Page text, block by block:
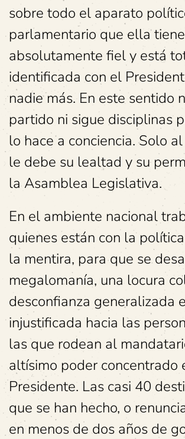
sobre todo el aparato
parlamentario que ella
absolutamente fiel y está
identificada con el
nadie más. En este sentido
partido ni sigue disciplinas
lo hace a conciencia. Solo
le debe su lealtad y su
la Asamblea Legislativa.
En el ambiente nacional
quienes están con la
la mentira, para que se
megalomanía, una locura
desconfianza generalizada e
injustificada hacia las
las que rodean al
altísimo poder concentrado
Presidente. Las casi 40
que se han hecho, o
en menos de dos años de